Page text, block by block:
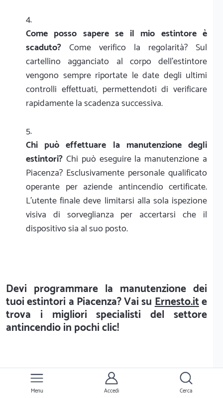
Come posso sapere se il mio estintore è
scaduto? Come verifico la regolarità? Sul
cartellino agganciato al corpo dell'estintore
vengono sempre riportate le date degli ultimi
controlli effettuati, permettendoti di verificare
rapidamente la scadenza successiva.
Chi può effettuare la manutenzione degli
estintori? Chi può eseguire la manutenzione a
Piacenza? Esclusivamente personale qualificato
operante per aziende antincendio certificate.
L'utente finale deve limitarsi alla sola ispezione
visiva di sorveglianza per accertarsi che il
dispositivo sia al suo posto.
Devi programmare la manutenzione dei
tuoi estintori a Piacenza? Vai suErnesto.ite
trova i migliori specialisti del settore
antincendio in pochi clic!
Menu Accedi Cerca